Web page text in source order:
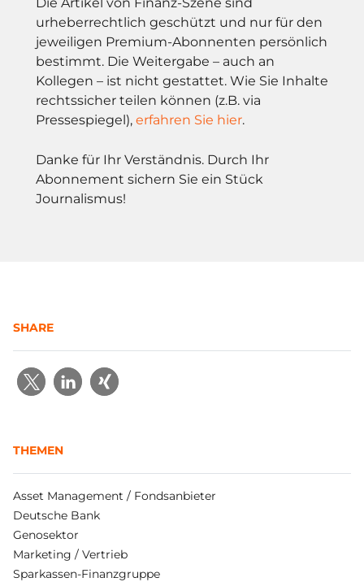
urheberrechtlich geschützt und nur für den
jeweiligen Premium-Abonnenten persönlich
bestimmt. Die Weitergabe – auch an
Kollegen – ist nicht gestattet. Wie Sie Inhalte
rechtssicher teilen können (z.B. via
Pressespiegel), erfahren Sie hier.
Danke für Ihr Verständnis. Durch Ihr
Abonnement sichern Sie ein Stück
Journalismus!
SHARE
THEMEN
Asset Management / Fondsanbieter
Deutsche Bank
Genosektor
Marketing / Vertrieb
Sparkassen-Finanzgruppe